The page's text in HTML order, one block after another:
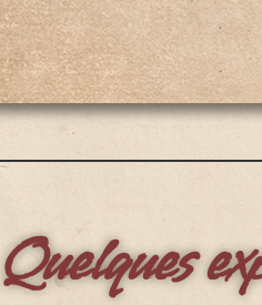
Quelques